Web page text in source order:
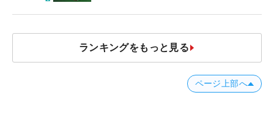
ランキングをもっと見る
ページ上部へ